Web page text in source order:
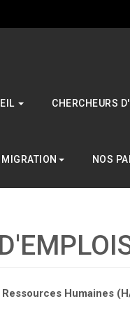
CHERCHEURS
MIGRATION NOS
Humaines